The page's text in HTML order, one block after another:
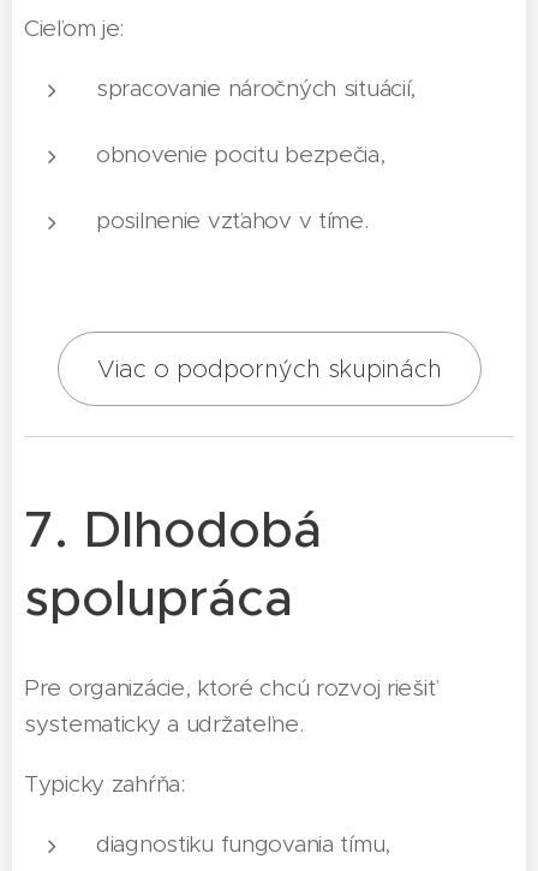
Cieľom je:
spracovanie náročných situácií,
obnovenie pocitu bezpečia,
posilnenie vzťahov v tíme.
Viac o podporných skupinách
7. Dlhodobá
spolupráca
Pre organizácie, ktoré chcú rozvoj riešiť
systematicky a udržateľne.
Typicky zahŕňa:
diagnostiku fungovania tímu,